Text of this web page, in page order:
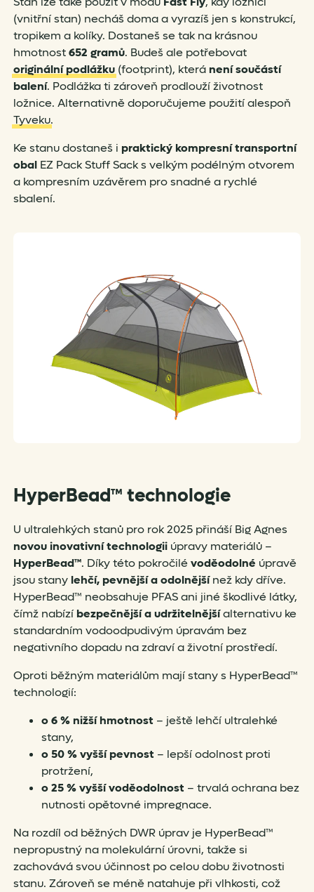
(vnitřní stan) necháš doma a vyrazíš jen s konstrukcí,
tropikem a kolíky. Dostaneš se tak na krásnou
hmotnost652 gramů. Budeš ale potřebovat
originální podlážku (footprint), která není součástí
balení. Podlážka ti zároveň prodlouží životnost
ložnice. Alternativně doporučujeme použití alespoň
Tyveku.
Ke stanu dostaneš i praktický kompresní transportní
obalEZ Pack Stuff Sack s velkým podélným otvorem
a kompresním uzávěrem pro snadné a rychlé
sbalení.
HyperBead™ technologie
U ultralehkých stanů pro rok 2025 přináší Big Agnes
novou inovativní technologii úpravy materiálů –
HyperBead™. Díky této pokročilévoděodolné úpravě
jsou stany lehčí, pevnější a odolnějšínež kdy dříve.
HyperBead™ neobsahuje PFAS ani jiné škodlivé látky,
čímž nabízí bezpečnější a udržitelnějšíalternativu ke
standardním vodoodpudivým úpravám bez
negativního dopadu na zdraví a životní prostředí.
Oproti běžným materiálům mají stany s HyperBead™
technologií:
o 6 % nižší hmotnost – ještě lehčí ultralehké
stany,
o 50 % vyšší pevnost – lepší odolnost proti
protržení,
o 25 % vyšší voděodolnost – trvalá ochrana bez
nutnosti opětovné impregnace.
Na rozdíl od běžných DWR úprav je HyperBead™
nepropustný na molekulární úrovni, takže si
zachovává svou účinnost po celou dobu životnosti
stanu. Zároveň se méně natahuje při vlhkosti, což